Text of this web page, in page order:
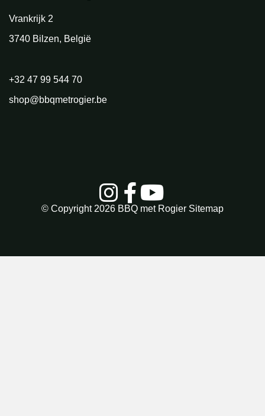
Vrankrijk 2
3740 Bilzen, België
+32 47 99 544 70
shop@bbqmetrogier.be
© Copyright 2026 BBQ met Rogier Sitemap